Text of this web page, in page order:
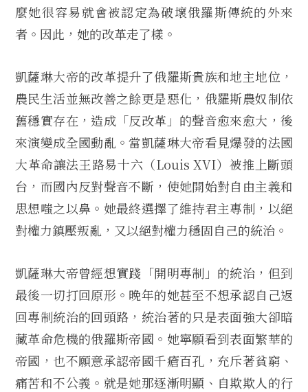
麼她很容易就會被認定為破壞俄羅斯傳統的外來
者。因此，她的改革走了樣。
凱薩琳大帝的改革提升了俄羅斯貴族和地主地位，
農民生活並無改善之餘更是惡化，俄羅斯農奴制依
舊穩實存在，造成「反改革」的聲音愈來愈大，後
來演變成全國動亂。當凱薩琳大帝看見爆發的法國
大革命讓法王路易十六（Louis XVI）被推上斷頭
台，而國內反對聲音不斷，使她開始對自由主義和
思想嗤之以鼻。她最終選擇了維持君主專制，以絕
對權力鎮壓叛亂，又以絕對權力穩固自己的統治。
凱薩琳大帝曾經想實踐「開明專制」的統治，但到
最後一切打回原形。晚年的她甚至不想承認自己返
回專制統治的回頭路，統治著的只是表面強大卻暗
藏革命危機的俄羅斯帝國。她寧願看到表面繁華的
帝國，也不願意承認帝國千瘡百孔，充斥著貧窮、
痛苦和不公義。就是她那逐漸明顯、自欺欺人的行